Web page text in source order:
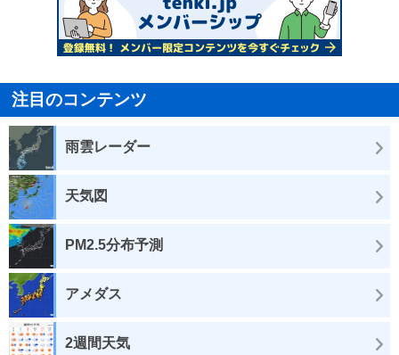
注目のコンテンツ
雨雲レーダー
天気図
PM2.5分布予測
アメダス
2週間天気